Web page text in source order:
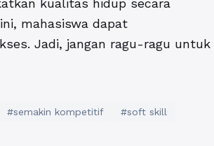
kualitas hidup secara
mahasiswa dapat
Jadi, jangan ragu-ragu untuk
#semakin kompetitif #soft skill